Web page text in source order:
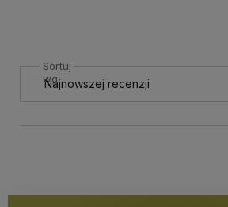
Sortuj
wg